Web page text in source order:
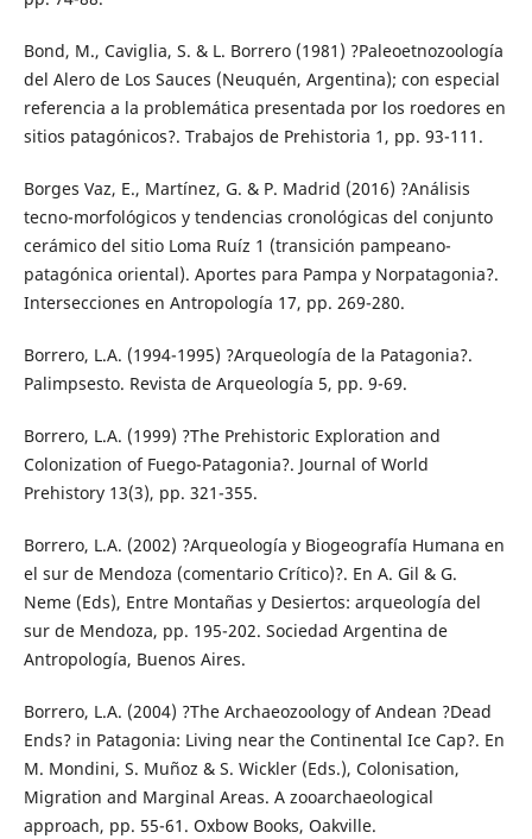
Bond, M., Caviglia, S. & L. Borrero (1981) ?Paleoetnozoología
del Alero de Los Sauces (Neuquén, Argentina); con especial
referencia a la problemática presentada por los roedores en
sitios patagónicos?. Trabajos de Prehistoria 1, pp. 93-111.
Borges Vaz, E., Martínez, G. & P. Madrid (2016) ?Análisis
tecno-morfológicos y tendencias cronológicas del conjunto
cerámico del sitio Loma Ruíz 1 (transición pampeano-
patagónica oriental). Aportes para Pampa y Norpatagonia?.
Intersecciones en Antropología 17, pp. 269-280.
Borrero, L.A. (1994-1995) ?Arqueología de la Patagonia?.
Palimpsesto. Revista de Arqueología 5, pp. 9-69.
Borrero, L.A. (1999) ?The Prehistoric Exploration and
Colonization of Fuego-Patagonia?. Journal of World
Prehistory 13(3), pp. 321-355.
Borrero, L.A. (2002) ?Arqueología y Biogeografía Humana en
el sur de Mendoza (comentario Crítico)?. En A. Gil & G.
Neme (Eds), Entre Montañas y Desiertos: arqueología del
sur de Mendoza, pp. 195-202. Sociedad Argentina de
Antropología, Buenos Aires.
Borrero, L.A. (2004) ?The Archaeozoology of Andean ?Dead
Ends? in Patagonia: Living near the Continental Ice Cap?. En
M. Mondini, S. Muñoz & S. Wickler (Eds.), Colonisation,
Migration and Marginal Areas. A zooarchaeological
approach, pp. 55-61. Oxbow Books, Oakville.